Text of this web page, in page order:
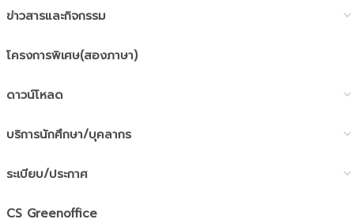
ข่าวสารและกิจกรรม
โครงการพิเศษ(สองภาษา)
ดาวน์โหลด
บริการนักศึกษา/บุคลากร
ระเบียบ/ประกาศ
CS Greenoffice